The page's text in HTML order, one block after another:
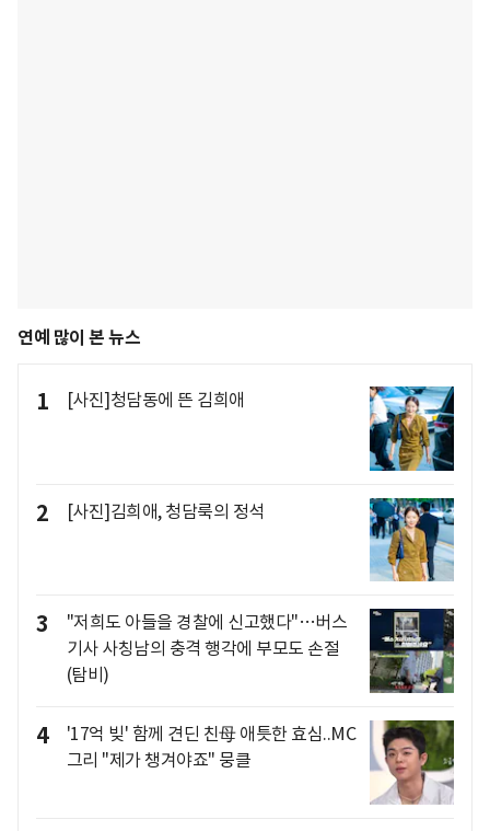
연예 많이 본 뉴스
1 [사진]청담동에 뜬 김희애
2 [사진]김희애, 청담룩의 정석
3
"저희도 아들을 경찰에 신고했다"…버스
기사 사칭남의 충격 행각에 부모도 손절
(탐비)
4
'17억 빚' 함께 견딘 친母 애틋한 효심..MC
그리 "제가 챙겨야죠" 뭉클